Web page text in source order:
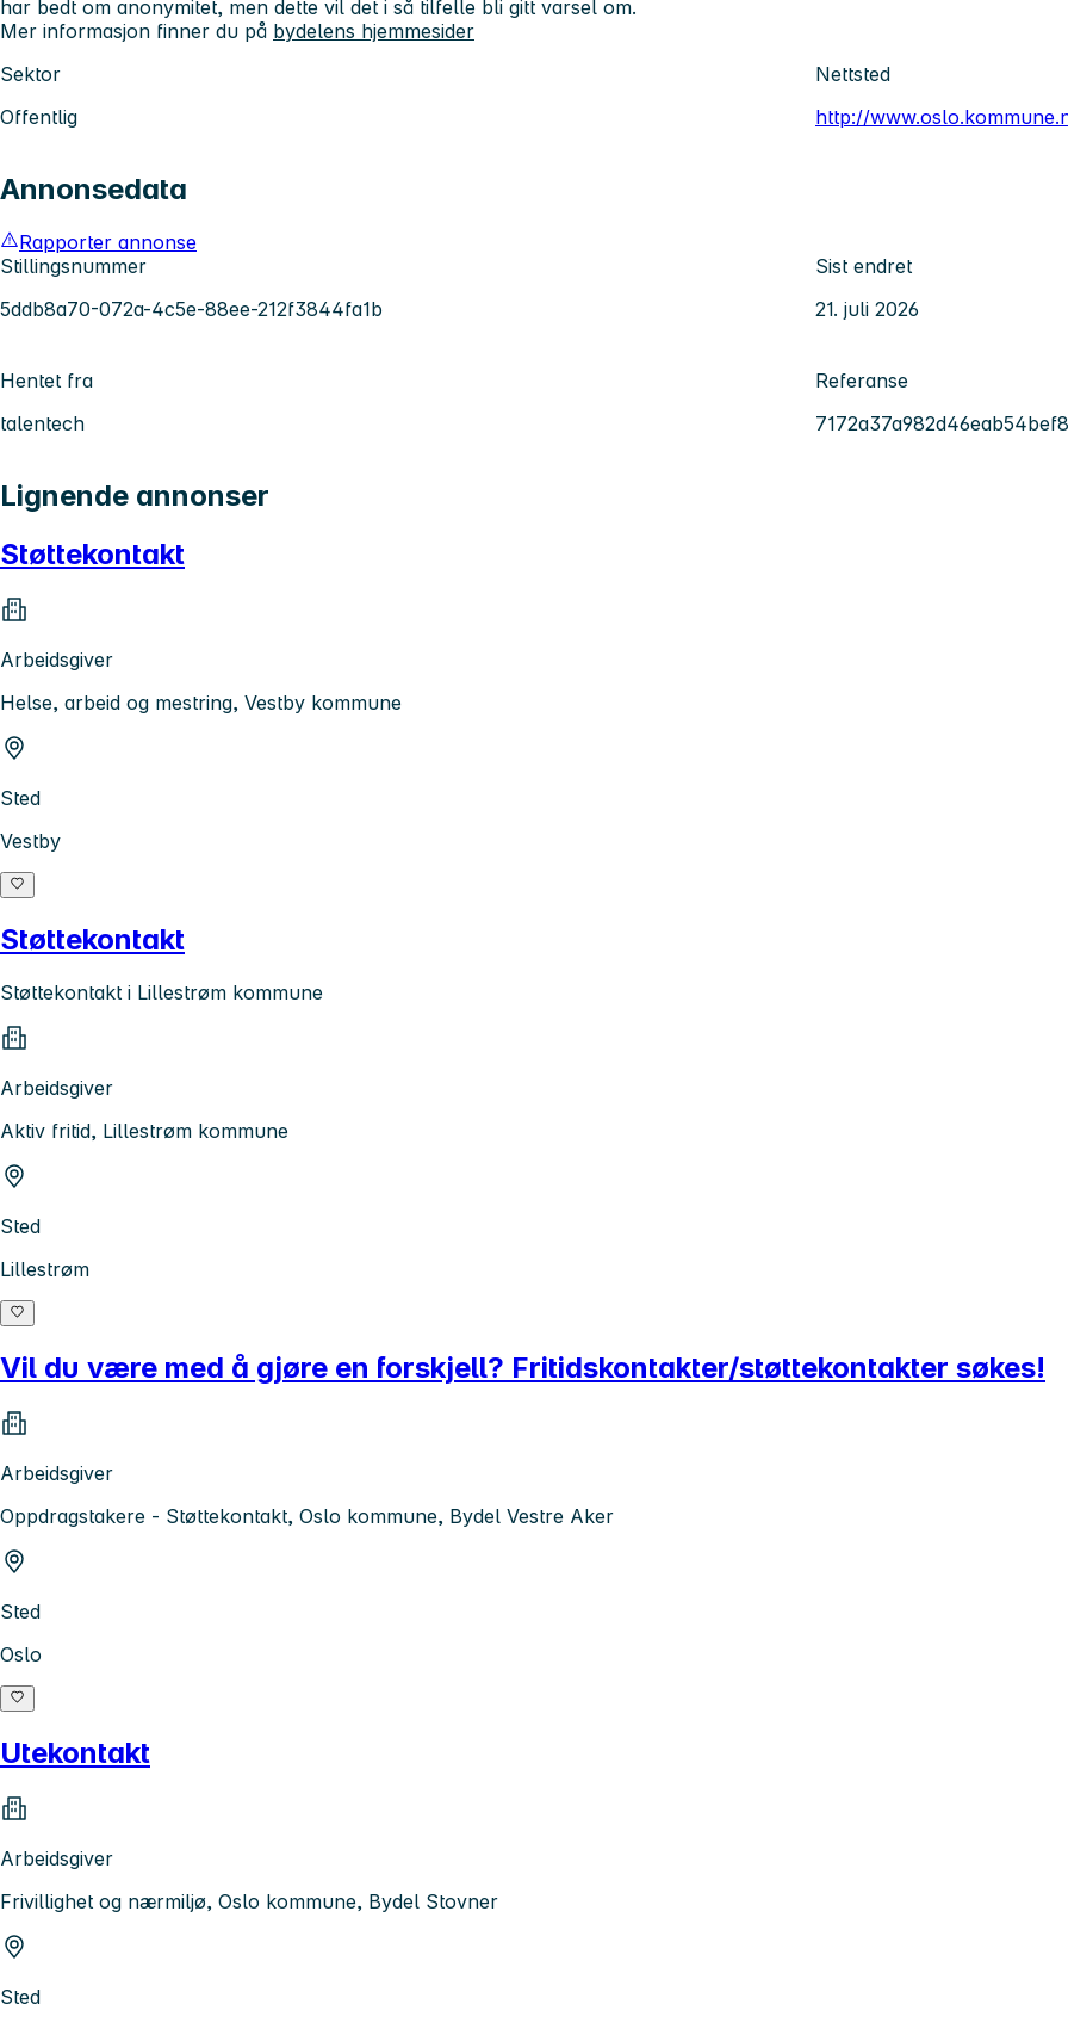
har bedt om anonymitet, men dette vil det i så tilfelle bli gitt varsel om.
Mer informasjon finner du på bydelens hjemmesider
Sektor
Offentlig
Nettsted
http://
Annonsedata
Rapporter annonse
Stillingsnummer
5ddb8a70-072a-4c5e-88ee-212f3844fa1b
Sist endret
21. juli 2026
Hentet fra
talentech
Referanse
Lignende annonser
Støttekontakt
Arbeidsgiver
Helse, arbeid og mestring, Vestby kommune
Sted
Vestby
Støttekontakt
Støttekontakt i Lillestrøm kommune
Arbeidsgiver
Aktiv fritid, Lillestrøm kommune
Sted
Lillestrøm
Vil du være med å gjøre en forskjell? Fritidskontakter/støttekontakter søkes!
Arbeidsgiver
Oppdragstakere - Støttekontakt, Oslo kommune, Bydel Vestre Aker
Sted
Oslo
Utekontakt
Arbeidsgiver
Frivillighet og nærmiljø, Oslo kommune, Bydel Stovner
Sted